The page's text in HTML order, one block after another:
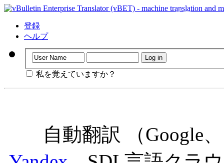
重要：この
登録
ヘルプ
私を覚えていますか？
自動翻訳 （Google